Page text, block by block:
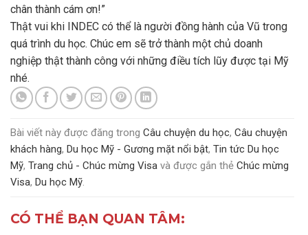
chân thành cám ơn!”
Thật vui khi INDEC có thể là người đồng hành của Vũ trong
quá trình du học. Chúc em sẽ trở thành một chủ doanh
nghiệp thật thành công với những điều tích lũy được tại Mỹ
nhé.
Bài viết này được đăng trong Câu chuyện du học, Câu chuyện
khách hàng, Du học Mỹ - Gương mặt nổi bật, Tin tức Du học
Mỹ, Trang chủ - Chúc mừng Visa và được gắn thẻ Chúc mừng
Visa, Du học Mỹ.
CÓ THỂ BẠN QUAN TÂM: